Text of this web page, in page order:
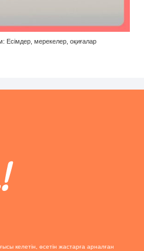
Есімдер, мерекелер, оқиғалар
келетін, өсетін жастарға арналған